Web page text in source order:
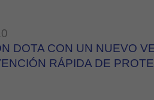
DOTA CON UN NUEVO
RÁPIDA DE